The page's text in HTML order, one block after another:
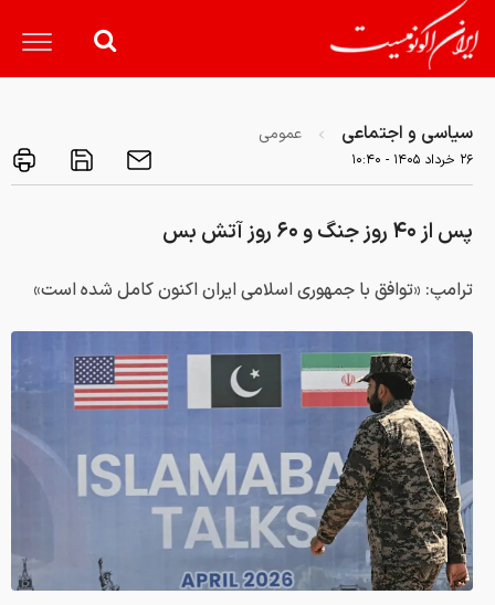
سیاسی و اجتماعی عمومی
۲۶ خرداد ۱۴۰۵ - ۱۰:۴۰
پس از ۴۰ روز جنگ و ۶۰ روز آتش بس
ترامپ: «توافق با جمهوری اسلامی ایران اکنون کامل شده است»